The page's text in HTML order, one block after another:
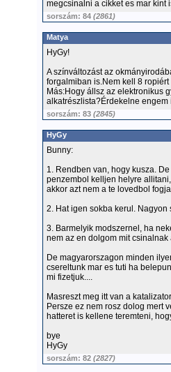
megcsinalni a cikket es mar kint
sorszám: 84 (2861)
Matya
HyGy!
A színváltozást az
forgalmiban is.Nem kell 8
Más:Hogy állsz az elektronikus
alkatrészlista?Érdekelne engem
sorszám: 83 (2845)
HyGy
Bunny:
1. Rendben van, hogy kusza.
penzembol kelljen helyre
akkor azt nem a te lovedbol
2. Hat igen sokba kerul. Nagyon
3. Barmelyik modszernel, ha
nem az en dolgom mit csinalnak
De magyarorszagon minden
csereltunk mar es tuti ha
mi fizetjuk....
Masreszt meg itt van a
Persze ez nem rosz dolog mert
hatteret is kellene teremteni,
bye
HyGy
sorszám: 82 (2827)